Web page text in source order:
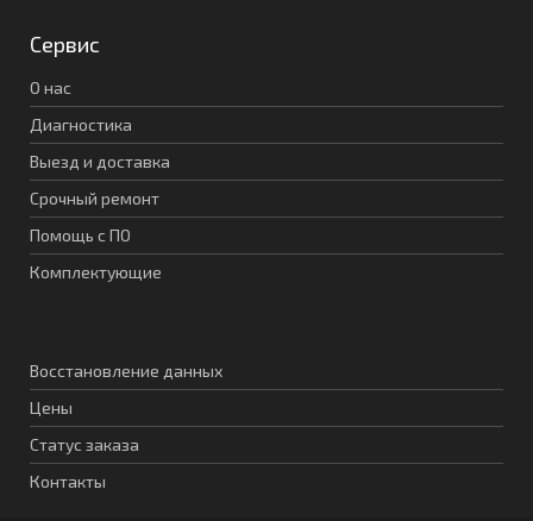
Сервис
О нас
Диагностика
Выезд и доставка
Срочный ремонт
Помощь с ПО
Комплектующие
Восстановление данных
Цены
Статус заказа
Контакты